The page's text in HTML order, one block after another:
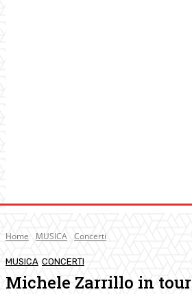
Home MUSICA Concerti
MUSICA CONCERTI
Michele Zarrillo in tour